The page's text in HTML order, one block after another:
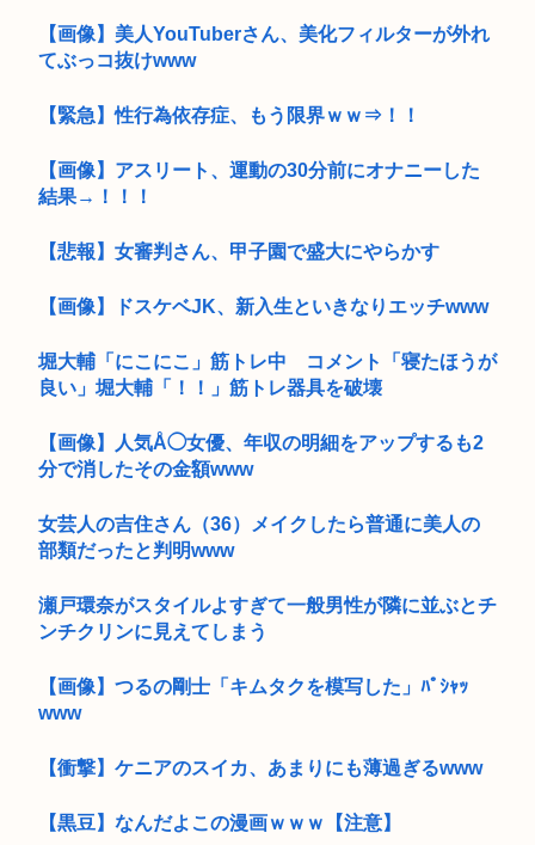
【画像】美人YouTuberさん、美化フィルターが外れ
てぶっコ抜けwww
【緊急】性行為依存症、もう限界ｗｗ⇒！！
【画像】アスリート、運動の30分前にオナニーした
結果→！！！
【悲報】女審判さん、甲子園で盛大にやらかす
【画像】ドスケベJK、新入生といきなりエッチwww
堀大輔「にこにこ」筋トレ中 コメント「寝たほうが
良い」堀大輔「！！」筋トレ器具を破壊
【画像】人気Å◯女優、年収の明細をアップするも2
分で消したその金額www
女芸人の吉住さん（36）メイクしたら普通に美人の
部類だったと判明www
瀬戸環奈がスタイルよすぎて一般男性が隣に並ぶとチ
ンチクリンに見えてしまう
【画像】つるの剛士「キムタクを模写した」ﾊﾟｼｬｯ
www
【衝撃】ケニアのスイカ、あまりにも薄過ぎるwww
【黒豆】なんだよこの漫画ｗｗｗ【注意】